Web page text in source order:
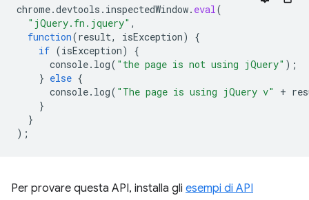
chrome.devtools . inspectedWindow. eval(
"jQuery.fn.jquery" ,
function(result, isException)
{
if (isException)
{
console. log( "the page is not using jQuery" );
} else {
console. log( "The page is using jQuery v" +
}
}
);
Per provare questa API, installa gli esempi di API